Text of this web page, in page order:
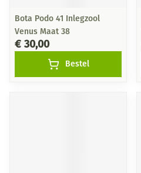
Bota Podo 41 Inlegzool
Venus Maat 38
€ 30,00
Bestel